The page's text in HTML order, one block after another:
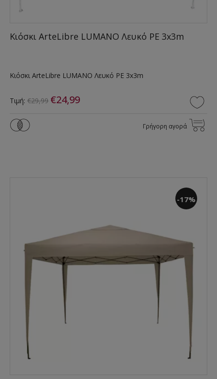
Κιόσκι ArteLibre LUMANO Λευκό PE 3x3m
Κιόσκι ArteLibre LUMANO Λευκό PE 3x3m
Τιμή: €29,99 €24,99
Γρήγορη αγορά
-17%